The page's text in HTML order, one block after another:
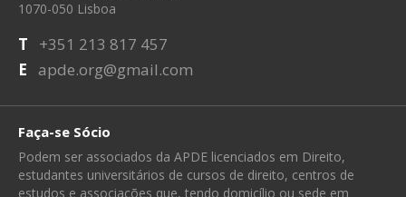
1070-050 Lisboa
T +351 213 817 457
E apde.org@gmail.com
Faça-se Sócio
Podem ser associados da APDE licenciados em Direito,
estudantes universitários de cursos de direito, centros de
estudos e associações que, tendo domicílio ou sede em